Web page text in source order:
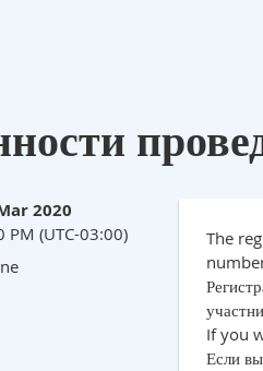
2020
PM (UTC-03:00)
The
If you
Если